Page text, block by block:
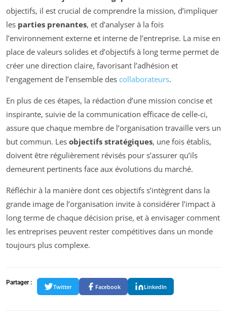
objectifs, il est crucial de comprendre la mission, d’impliquer
les parties prenantes, et d’analyser à la fois
l’environnement externe et interne de l’entreprise. La mise en
place de valeurs solides et d’objectifs à long terme permet de
créer une direction claire, favorisant l’adhésion et
l’engagement de l’ensemble des collaborateurs.
En plus de ces étapes, la rédaction d’une mission concise et
inspirante, suivie de la communication efficace de celle-ci,
assure que chaque membre de l’organisation travaille vers un
but commun. Les objectifs stratégiques, une fois établis,
doivent être régulièrement révisés pour s’assurer qu’ils
demeurent pertinents face aux évolutions du marché.
Réfléchir à la manière dont ces objectifs s’intègrent dans la
grande image de l’organisation invite à considérer l’impact à
long terme de chaque décision prise, et à envisager comment
les entreprises peuvent rester compétitives dans un monde
toujours plus complexe.
Partager :
Twitter Facebook LinkedIn